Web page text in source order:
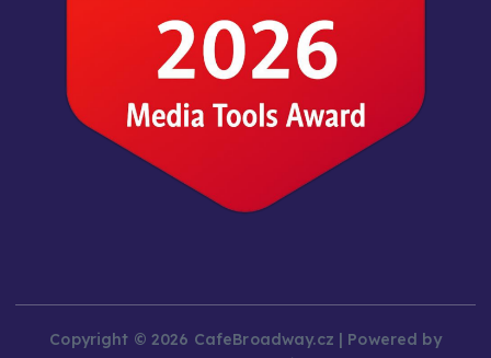
Copyright © 2026 CafeBroadway.cz | Powered by